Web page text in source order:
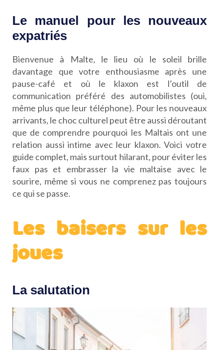
Le manuel pour les nouveaux
expatriés
Bienvenue à Malte, le lieu où le soleil brille
davantage que votre enthousiasme après une
pause-café et où le klaxon est l’outil de
communication préféré des automobilistes (oui,
même plus que leur téléphone). Pour les nouveaux
arrivants, le choc culturel peut être aussi déroutant
que de comprendre pourquoi les Maltais ont une
relation aussi intime avec leur klaxon. Voici votre
guide complet, mais surtout hilarant, pour éviter les
faux pas et embrasser la vie maltaise avec le
sourire, même si vous ne comprenez pas toujours
ce qui se passe.
Les baisers sur les
joues
La salutation